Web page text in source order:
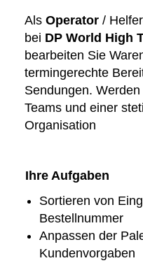
Als Operator /
bei DP World High
bearbeiten Sie
termingerechte
Sendungen.
Teams und einer
Organisation
Ihre Aufgaben
Sortieren von
Bestellnummer
Anpassen der
Kundenvorgaben